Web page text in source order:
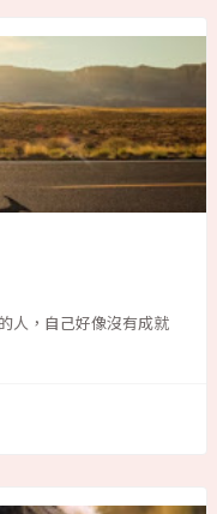
人，自己好像沒有成就